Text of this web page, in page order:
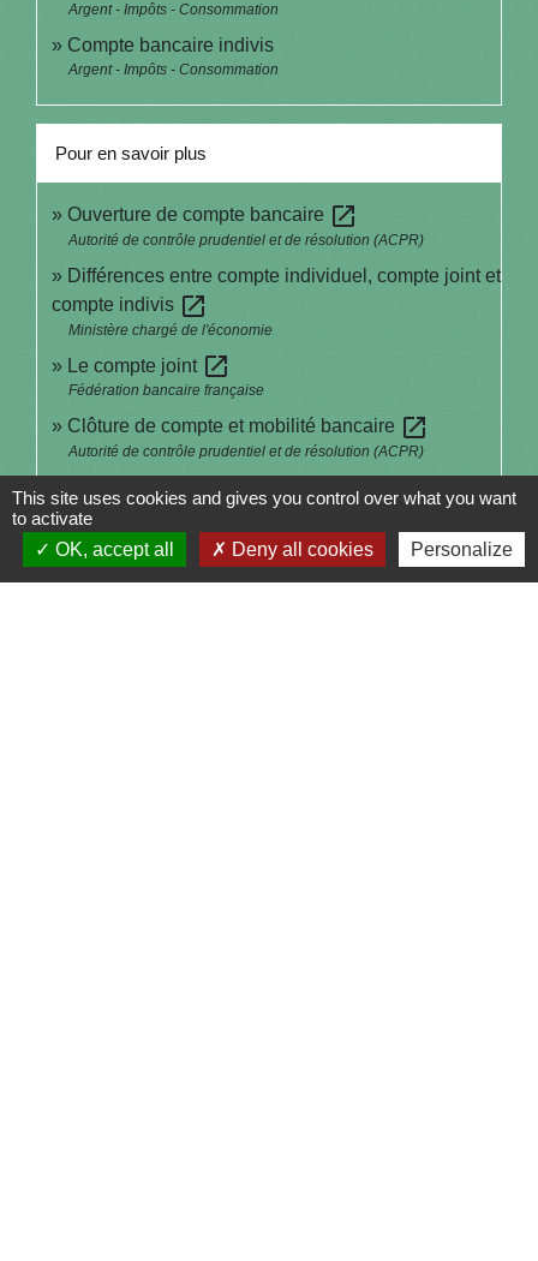
Argent - Impôts - Consommation
Compte bancaire indivis
Argent - Impôts - Consommation
Pour en savoir plus
Ouverture de compte bancaire open_in_new
Autorité de contrôle prudentiel et de résolution (ACPR)
Différences entre compte individuel, compte joint et
compte indivis open_in_new
Ministère chargé de l'économie
Le compte joint open_in_new
Fédération bancaire française
Clôture de compte et mobilité bancaire open_in_new
Autorité de contrôle prudentiel et de résolution (ACPR)
This site uses cookies and gives you control over what you want
to activate
OK, accept all
Deny all cookies Personalize